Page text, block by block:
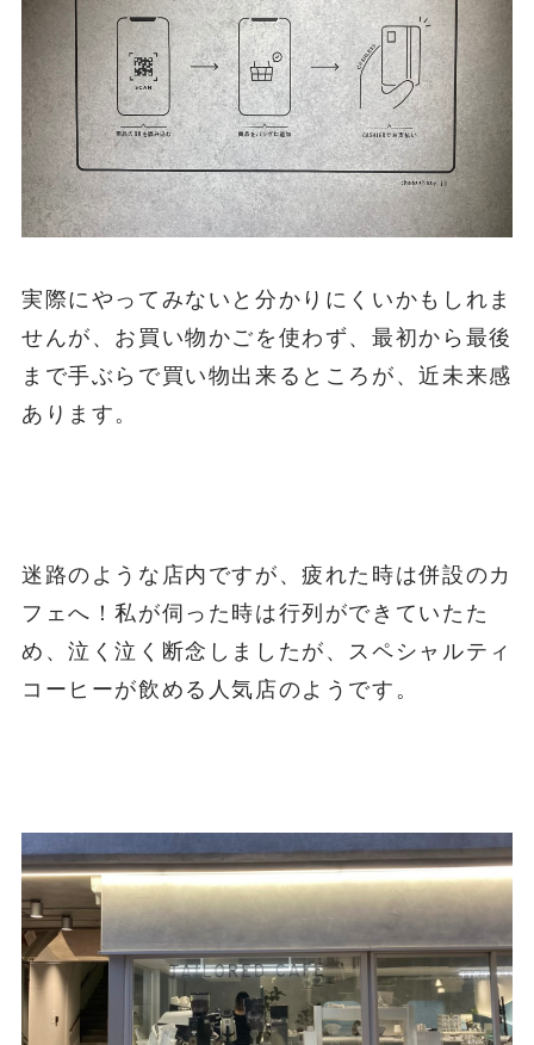
実際にやってみないと分かりにくいかもしれま
せんが、お買い物かごを使わず、最初から最後
まで手ぶらで買い物出来るところが、近未来感
あります。
迷路のような店内ですが、疲れた時は併設のカ
フェへ！私が伺った時は行列ができていたた
め、泣く泣く断念しましたが、スペシャルティ
コーヒーが飲める人気店のようです。